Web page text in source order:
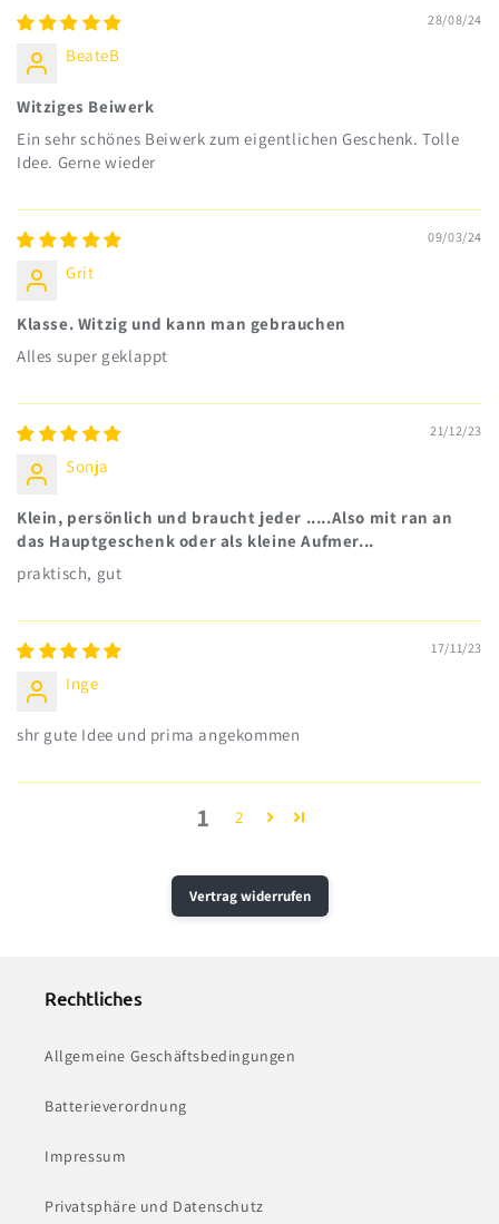
28/08/24
BeateB
Witziges Beiwerk
Ein sehr schönes Beiwerk zum eigentlichen Geschenk. Tolle
Idee. Gerne wieder
09/03/24
Grit
Klasse. Witzig und kann man gebrauchen
Alles super geklappt
21/12/23
Sonja
Klein, persönlich und braucht jeder .....Also mit ran an
das Hauptgeschenk oder als kleine Aufmer...
praktisch, gut
17/11/23
Inge
shr gute Idee und prima angekommen
1 2
Vertrag widerrufen
Rechtliches
Allgemeine Geschäftsbedingungen
Batterieverordnung
Impressum
Privatsphäre und Datenschutz